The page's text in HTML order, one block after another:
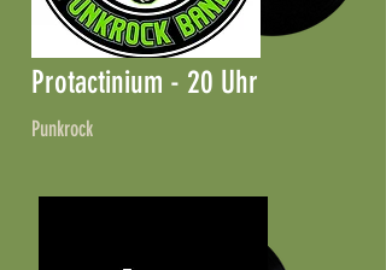
Protactinium - 20 Uhr
Punkrock